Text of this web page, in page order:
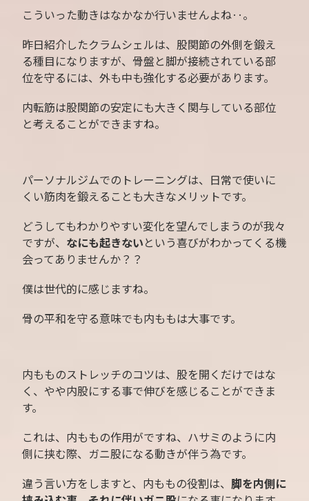
こういった動きはなかなか行いませんよね‥。
昨日紹介したクラムシェルは、股関節の外側を鍛え
る種目になりますが、骨盤と脚が接続されている部
位を守るには、外も中も強化する必要があります。
内転筋は股関節の安定にも大きく関与している部位
と考えることができますね。
パーソナルジムでのトレーニングは、日常で使いに
くい筋肉を鍛えることも大きなメリットです。
どうしてもわかりやすい変化を望んでしまうのが我々
ですが、 なにも起きない という喜びがわかってくる機
会ってありませんか？？
僕は世代的に感じますね。
骨の平和を守る意味でも内ももは大事です。
内もものストレッチのコツは、股を開くだけではな
く、やや内股にする事で伸びを感じることができま
す。
これは、内ももの作用がですね、ハサミのように内
側に挟む際、ガニ股になる動きが伴う為です。
違う言い方をしますと、内ももの役割は、 脚を内側に